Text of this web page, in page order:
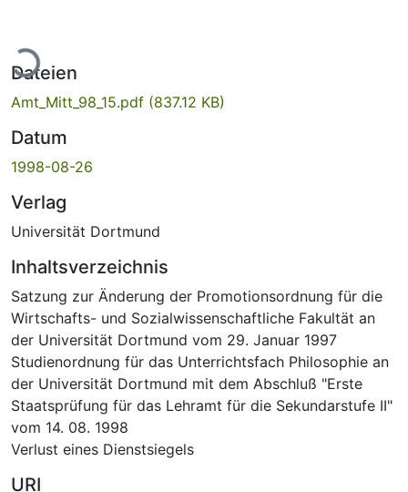
Dateien
Amt_Mitt_98_15.pdf (837.12 KB)
Datum
1998-08-26
Verlag
Universität Dortmund
Inhaltsverzeichnis
Satzung zur Änderung der Promotionsordnung für die
Wirtschafts- und Sozialwissenschaftliche Fakultät an
der Universität Dortmund vom 29. Januar 1997
Studienordnung für das Unterrichtsfach Philosophie an
der Universität Dortmund mit dem Abschluß "Erste
Staatsprüfung für das Lehramt für die Sekundarstufe II"
vom 14. 08. 1998
Verlust eines Dienstsiegels
URI